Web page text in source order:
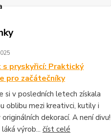
s pryskyřicí: Praktický
pro začátečníky
si v posledních letech získala
oblibu mezi kreativci, kutily i
dekorací. A není divu!
výrob... číst celé